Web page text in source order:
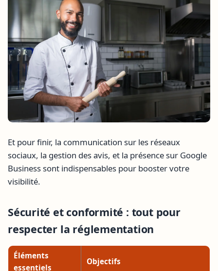
Et pour finir, la communication sur les réseaux
sociaux, la gestion des avis, et la présence sur Google
Business sont indispensables pour booster votre
visibilité.
Sécurité et conformité : tout pour
respecter la réglementation
Éléments
essentiels
Objectifs